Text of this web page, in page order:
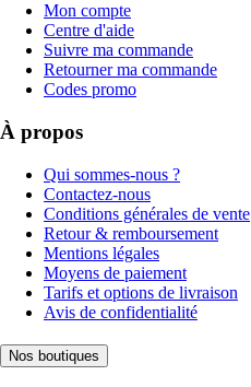
Mon compte
Centre d'aide
Suivre ma commande
Retourner ma commande
Codes promo
À propos
Qui sommes-nous ?
Contactez-nous
Conditions générales de vente
Retour & remboursement
Mentions légales
Moyens de paiement
Tarifs et options de livraison
Avis de confidentialité
Nos boutiques